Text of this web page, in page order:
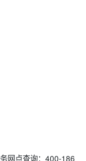
网点查询：400-186